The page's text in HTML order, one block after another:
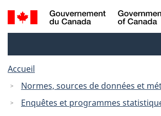
Passer
au
Passer
à
Recherche
et
Accueil
Normes, sources de données et
Enquêtes et programmes